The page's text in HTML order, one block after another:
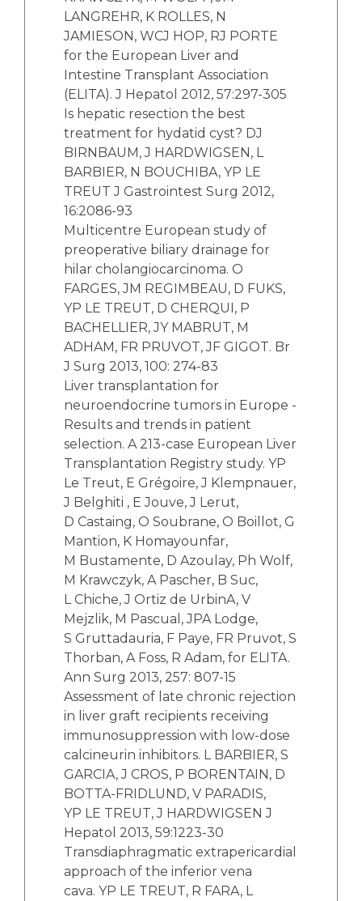
LANGREHR, K ROLLES, N
JAMIESON, WCJ HOP, RJ PORTE
for the European Liver and
Intestine Transplant Association
(ELITA). J Hepatol 2012, 57:297-305
Is hepatic resection the best
treatment for hydatid cyst? DJ
BIRNBAUM, J HARDWIGSEN, L
BARBIER, N BOUCHIBA, YP LE
TREUT J Gastrointest Surg 2012,
16:2086-93
Multicentre European study of
preoperative biliary drainage for
hilar cholangiocarcinoma. O
FARGES, JM REGIMBEAU, D FUKS,
YP LE TREUT, D CHERQUI, P
BACHELLIER, JY MABRUT, M
ADHAM, FR PRUVOT, JF GIGOT. Br
J Surg 2013, 100: 274-83
Liver transplantation for
neuroendocrine tumors in Europe -
Results and trends in patient
selection. A 213-case European Liver
Transplantation Registry study. YP
Le Treut, E Grégoire, J Klempnauer,
J Belghiti , E Jouve, J Lerut,
D Castaing, O Soubrane, O Boillot, G
Mantion, K Homayounfar,
M Bustamente, D Azoulay, Ph Wolf,
M Krawczyk, A Pascher, B Suc,
L Chiche, J Ortiz de UrbinA, V
Mejzlik, M Pascual, JPA Lodge,
S Gruttadauria, F Paye, FR Pruvot, S
Thorban, A Foss, R Adam, for ELITA.
Ann Surg 2013, 257: 807-15
Assessment of late chronic rejection
in liver graft recipients receiving
immunosuppression with low-dose
calcineurin inhibitors. L BARBIER, S
GARCIA, J CROS, P BORENTAIN, D
BOTTA-FRIDLUND, V PARADIS,
YP LE TREUT, J HARDWIGSEN J
Hepatol 2013, 59:1223-30
Transdiaphragmatic extrapericardial
approach of the inferior vena
cava. YP LE TREUT, R FARA, L